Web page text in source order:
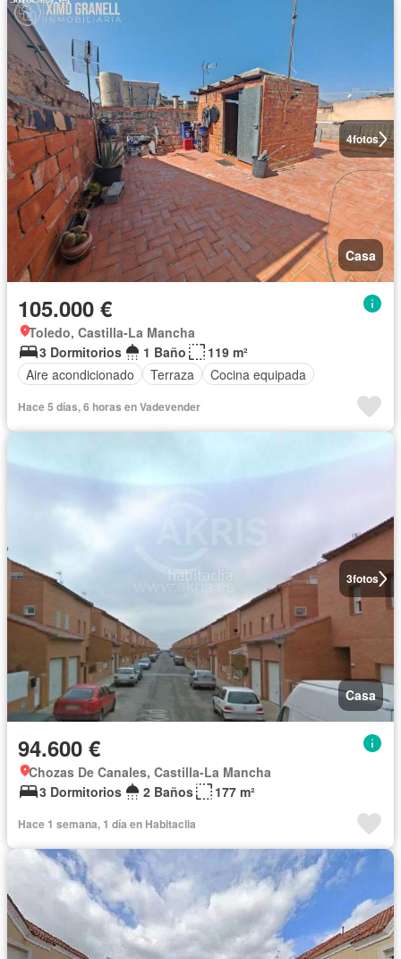
4fotos
Casa
105.000 €
Toledo, Castilla-La Mancha
3 Dormitorios
1 Baño
119 m²
Aire acondicionado
Terraza Cocina equipada
Hace 5 días, 6 horas en Vadevender
3fotos
Casa
94.600 €
Chozas De Canales, Castilla-La Mancha
3 Dormitorios
2 Baños 177 m²
Hace 1 semana, 1 día en Habitaclia